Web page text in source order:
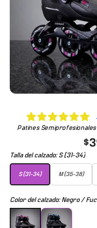
Patines Semiprofesionales
Talla del calzado: S (31-34)
S (31-34)
S (31-34) M (35-38)
M (35-38)
Color del calzado: Negro /
Negro / FucsiaAzul / Negro